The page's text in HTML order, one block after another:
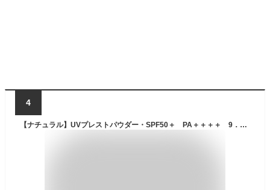
4
【ナチュラル】UVプレストパウダー・SPF50＋ PA＋＋＋＋ 9．2g【無印良品 公式】